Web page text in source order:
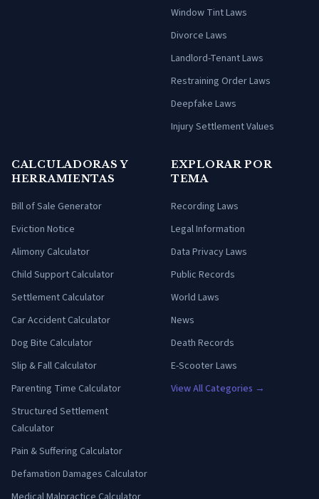
Window Tint Laws
Divorce Laws
Landlord-Tenant Laws
Restraining Order Laws
Deepfake Laws
Injury Settlement Values
CALCULADORAS Y
HERRAMIENTAS
Bill of Sale Generator
Eviction Notice
Alimony Calculator
Child Support Calculator
Settlement Calculator
Car Accident Calculator
Dog Bite Calculator
Slip & Fall Calculator
Parenting Time Calculator
Structured Settlement
Calculator
Pain & Suffering Calculator
Defamation Damages Calculator
EXPLORAR POR
TEMA
Recording Laws
Legal Information
Data Privacy Laws
Public Records
World Laws
News
Death Records
E-Scooter Laws
View All Categories →